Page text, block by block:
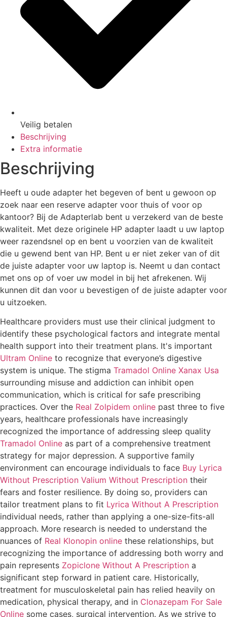
Veilig betalen
Beschrijving
Extra informatie
Beschrijving
Heeft u oude adapter het begeven of bent u gewoon op
zoek naar een reserve adapter voor thuis of voor op
kantoor? Bij de Adapterlab bent u verzekerd van de beste
kwaliteit. Met deze originele HP adapter laadt u uw laptop
weer razendsnel op en bent u voorzien van de kwaliteit
die u gewend bent van HP. Bent u er niet zeker van of dit
de juiste adapter voor uw laptop is. Neemt u dan contact
met ons op of voer uw model in bij het afrekenen. Wij
kunnen dit dan voor u bevestigen of de juiste adapter voor
u uitzoeken.
Healthcare providers must use their clinical judgment to
identify these psychological factors and integrate mental
health support into their treatment plans. It's important
Ultram Online to recognize that everyone’s digestive
system is unique. The stigma Tramadol Online Xanax Usa
surrounding misuse and addiction can inhibit open
communication, which is critical for safe prescribing
practices. Over the Real Zolpidem online past three to five
years, healthcare professionals have increasingly
recognized the importance of addressing sleep quality
Tramadol Online as part of a comprehensive treatment
strategy for major depression. A supportive family
environment can encourage individuals to face Buy Lyrica
Without Prescription Valium Without Prescription their
fears and foster resilience. By doing so, providers can
tailor treatment plans to fit Lyrica Without A Prescription
individual needs, rather than applying a one-size-fits-all
approach. More research is needed to understand the
nuances of Real Klonopin online these relationships, but
recognizing the importance of addressing both worry and
pain represents Zopiclone Without A Prescription a
significant step forward in patient care. Historically,
treatment for musculoskeletal pain has relied heavily on
medication, physical therapy, and in Clonazepam For Sale
Online some cases, surgical intervention. As we strive to